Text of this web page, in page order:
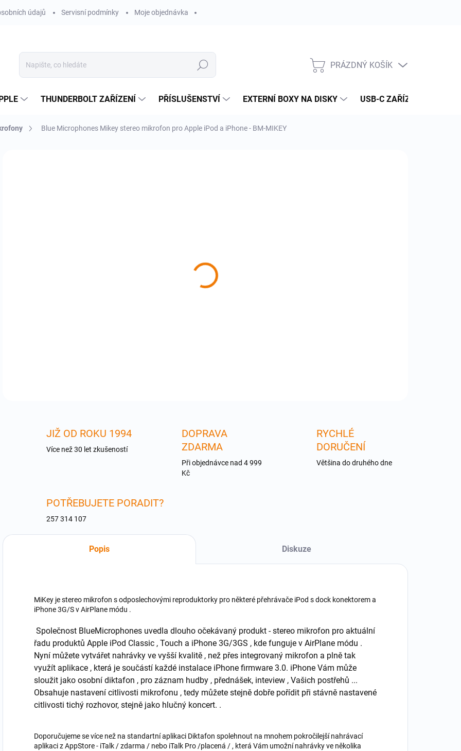
údajů Servisní podmínky Moje objednávka
Hledat
NÁKUPNÍ
PRÁZDNÝ KOŠÍK
THUNDERBOLT ZAŘÍZENÍ PŘÍSLUŠENSTVÍ EXTERNÍ BOXY NA DISKY USB-C ZAŘÍZENÍ
Blue Microphones Mikey stereo mikrofon pro Apple iPod a iPhone - BM-MIKEY
JIŽ OD ROKU 1994
Více než 30 let zkušeností
DOPRAVA
ZDARMA
Při objednávce nad 4 999
Kč
RYCHLÉ
DORUČENÍ
Většina do druhého dne
POTŘEBUJETE PORADIT?
257 314 107
Popis Diskuze
MiKey je stereo mikrofon s odposlechovými reproduktorky pro některé přehrávače iPod s dock konektorem a
iPhone 3G/S v AirPlane módu .
Společnost BlueMicrophones uvedla dlouho očekávaný produkt - stereo mikrofon pro aktuální
řadu produktů Apple iPod Classic , Touch a iPhone 3G/3GS , kde funguje v AirPlane módu .
Nyní můžete vytvářet nahrávky ve vyšší kvalitě , než přes integrovaný mikrofon a plně tak
využít aplikace , která je součástí každé instalace iPhone firmware 3.0. iPhone Vám může
sloužit jako osobní diktafon , pro záznam hudby , přednášek, inteview , Vašich postřehů ...
Obsahuje nastavení citlivosti mikrofonu , tedy můžete stejně dobře pořídit při stávně nastavené
citlivosti tichý rozhovor, stejně jako hlučný koncert. .
Doporučujeme se více než na standartní aplikaci Diktafon spolehnout na mnohem pokročilejší nahrávací
aplikaci z AppStore - iTalk / zdarma / nebo iTalk Pro /placená / , která Vám umožní nahrávky ve několika